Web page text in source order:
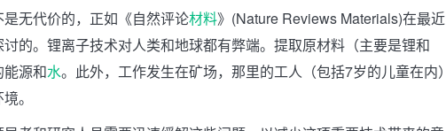
无代价的，正如《自然评论材料》(Nature Reviews Materials)在最近
的。锂离子技术对人类和地球都有弊端。提取原材料（主要是锂和
源和水。此外，工作发生在矿场，那里的工人（包括7岁的儿童在内）
。